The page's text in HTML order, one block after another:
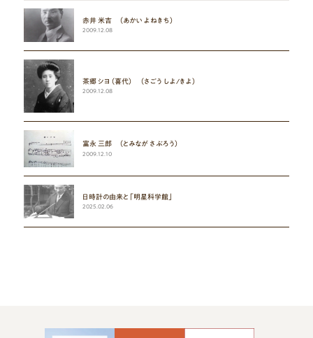
赤井 米吉 （あかい よねきち）
2009.12.08
茶郷 シヨ（喜代） （さごう しよ/きよ）
2009.12.08
富永 三郎 （とみなが さぶろう）
2009.12.10
日時計の由来と「明星科学館」
2025.02.06